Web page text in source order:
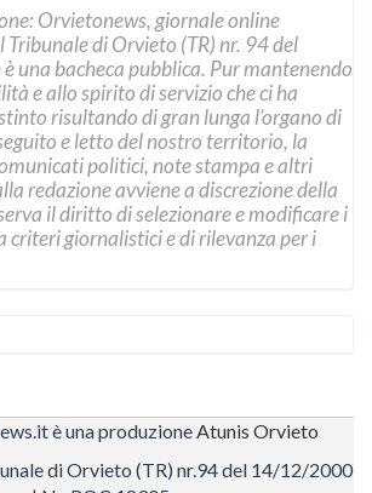
Orvietonews, giornale online
di Orvieto (TR) nr. 94 del
una bacheca pubblica. Pur mantenendo
e allo spirito di servizio che ci ha
risultando di gran lunga l’organo di
e letto del nostro territorio, la
politici, note stampa e altri
redazione avviene a discrezione della
il diritto di selezionare e modificare i
criteri giornalistici e di rilevanza per i
è una produzioneAtunis Orvieto
di Orvieto (TR) nr.94 del 14/12/2000